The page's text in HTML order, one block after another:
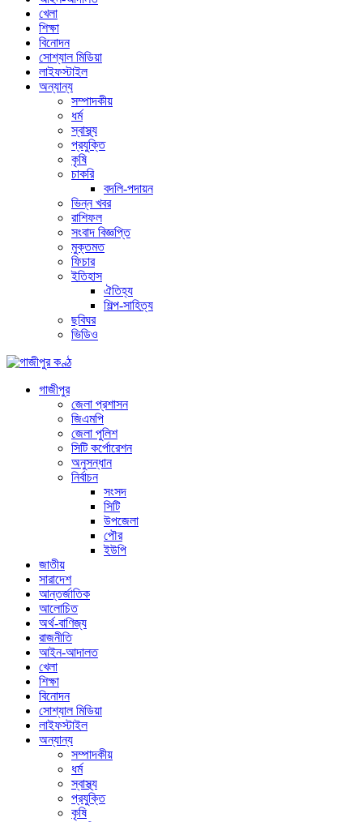
খেলা
শিক্ষা
বিনোদন
সোশ্যাল মিডিয়া
লাইফস্টাইল
অন্যান্য
সম্পাদকীয়
ধর্ম
স্বাস্থ্য
প্রযুক্তি
কৃষি
চাকরি
বদলি-পদায়ন
ভিন্ন খবর
রাশিফল
সংবাদ বিজ্ঞপ্তি
মুক্তমত
ফিচার
ইতিহাস
ঐতিহ্য
শিল্প-সাহিত্য
ছবিঘর
ভিডিও
গাজীপুর
জেলা প্রশাসন
জিএমপি
জেলা পুলিশ
সিটি কর্পোরেশন
অনুসন্ধান
নির্বাচন
সংসদ
সিটি
উপজেলা
পৌর
ইউপি
জাতীয়
সারাদেশ
আন্তর্জাতিক
আলোচিত
অর্থ-বাণিজ্য
রাজনীতি
আইন-আদালত
খেলা
শিক্ষা
বিনোদন
সোশ্যাল মিডিয়া
লাইফস্টাইল
অন্যান্য
সম্পাদকীয়
ধর্ম
স্বাস্থ্য
প্রযুক্তি
কৃষি